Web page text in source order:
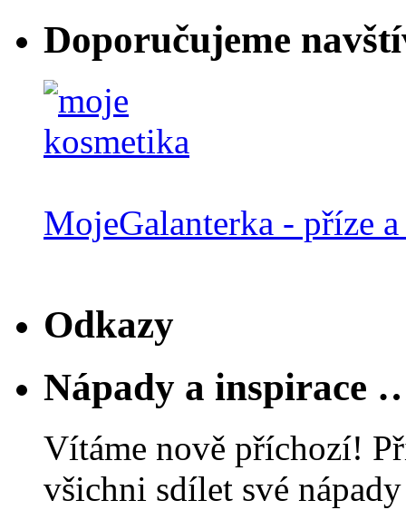
Doporučujeme
MojeGalanterka - příze
Odkazy
Nápady a inspirace
Vítáme nově příchozí!
všichni sdílet své